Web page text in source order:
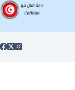
Passer
au
contenu